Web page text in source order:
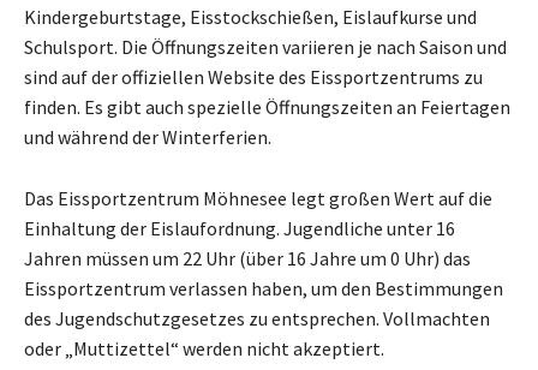
Kindergeburtstage, Eisstockschießen, Eislaufkurse und
Schulsport. Die Öffnungszeiten variieren je nach Saison und
sind auf der offiziellen Website des Eissportzentrums zu
finden. Es gibt auch spezielle Öffnungszeiten an Feiertagen
und während der Winterferien.
Das Eissportzentrum Möhnesee legt großen Wert auf die
Einhaltung der Eislaufordnung. Jugendliche unter 16
Jahren müssen um 22 Uhr (über 16 Jahre um 0 Uhr) das
Eissportzentrum verlassen haben, um den Bestimmungen
des Jugendschutzgesetzes zu entsprechen. Vollmachten
oder „Muttizettel“ werden nicht akzeptiert.